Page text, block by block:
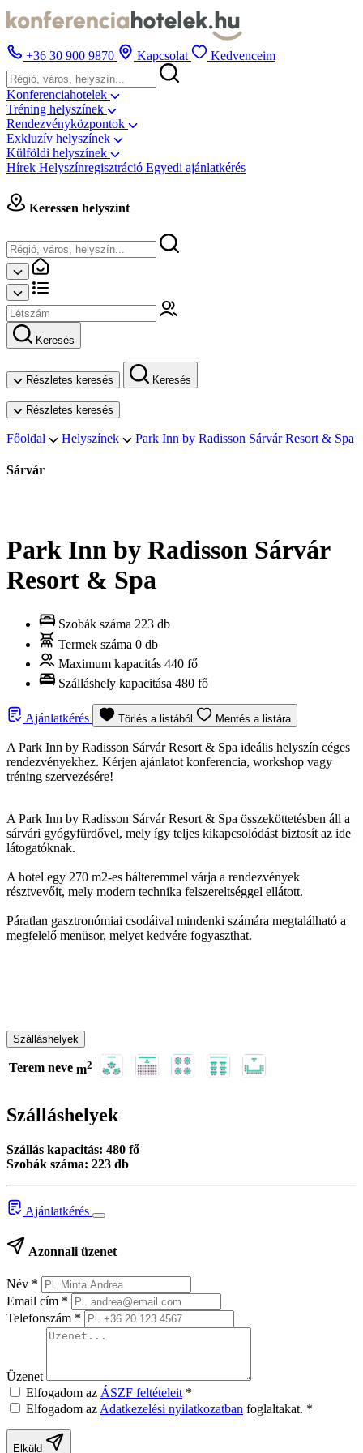
+36 30 900 9870 Kapcsolat Kedvenceim
Konferenciahotelek
Tréning helyszínek
Rendezvényközpontok
Exkluzív helyszínek
Külföldi helyszínek
Hírek Helyszínregisztráció Egyedi ajánlatkérés
Keressen helyszínt
Keresés
Részletes keresés Keresés
Részletes keresés
Főoldal Helyszínek Park Inn by Radisson Sárvár Resort & Spa
Sárvár
Park Inn by Radisson Sárvár
Resort & Spa
Szobák száma 223 db
Termek száma 0 db
Maximum kapacitás 440 fő
Szálláshely kapacitása 480 fő
Ajánlatkérés Törlés a listából Mentés a listára
A Park Inn by Radisson Sárvár Resort & Spa ideális helyszín céges
rendezvényekhez. Kérjen ajánlatot konferencia, workshop vagy
tréning szervezésére!
A Park Inn by Radisson Sárvár Resort & Spa összeköttetésben áll a
sárvári gyógyfürdővel, mely így teljes kikapcsolódást biztosít az ide
látogatóknak.
A hotel egy 270 m2-es bálteremmel várja a rendezvények
résztvevőit, mely modern technika felszereltséggel ellátott.
Páratlan gasztronómiai csodáival mindenki számára megtalálható a
megfelelő menüsor, melyet kedvére fogyaszthat.
Szálláshelyek
Terem neve m2
Szálláshelyek
Szállás kapacitás: 480 fő
Szobák száma: 223 db
Ajánlatkérés
Azonnali üzenet
Név *
Email cím *
Telefonszám *
Üzenet
Elfogadom az ÁSZF feltételeit *
Elfogadom az Adatkezelési nyilatkozatban foglaltakat. *
Elküld